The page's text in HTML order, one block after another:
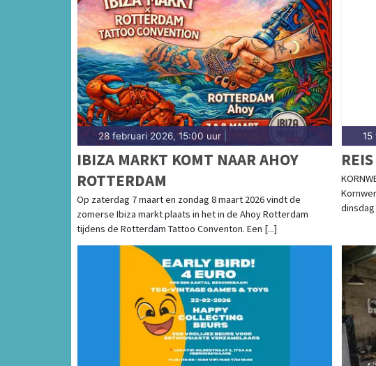
28 februari 2026, 15:00 uur
IBIZA MARKT KOMT NAAR AHOY
ROTTERDAM
Op zaterdag 7 maart en zondag 8 maart 2026 vindt de
zomerse Ibiza markt plaats in het in de Ahoy Rotterdam
tijdens de Rotterdam Tattoo Conventon. Een [...]
15